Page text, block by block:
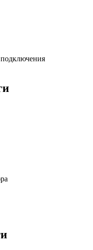
подключения